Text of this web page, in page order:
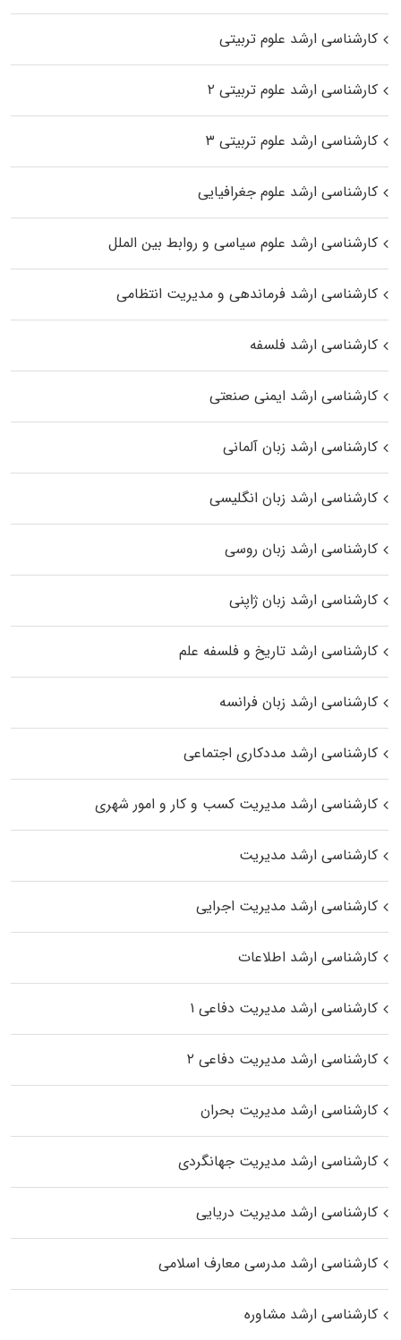
کارشناسی ارشد علوم تربیتی
کارشناسی ارشد علوم تربیتی ۲
کارشناسی ارشد علوم تربیتی ۳
کارشناسی ارشد علوم جغرافیایی
کارشناسی ارشد علوم سیاسی و روابط بین الملل
کارشناسی ارشد فرماندهی و مدیریت انتظامی
کارشناسی ارشد فلسفه
کارشناسی ارشد ایمنی صنعتی
کارشناسی ارشد زبان آلمانی
کارشناسی ارشد زبان انگلیسی
کارشناسی ارشد زبان روسی
کارشناسی ارشد زبان ژاپنی
کارشناسی ارشد تاریخ و فلسفه علم
کارشناسی ارشد زبان فرانسه
کارشناسی ارشد مددکاری اجتماعی
کارشناسی ارشد مدیریت کسب و کار و امور شهری
کارشناسی ارشد مدیریت
کارشناسی ارشد مدیریت اجرایی
کارشناسی ارشد اطلاعات
کارشناسی ارشد مدیریت دفاعی ۱
کارشناسی ارشد مدیریت دفاعی ۲
کارشناسی ارشد مدیریت بحران
کارشناسی ارشد مدیریت جهانگردی
کارشناسی ارشد مدیریت دریایی
کارشناسی ارشد مدرسی معارف اسلامی
کارشناسی ارشد مشاوره